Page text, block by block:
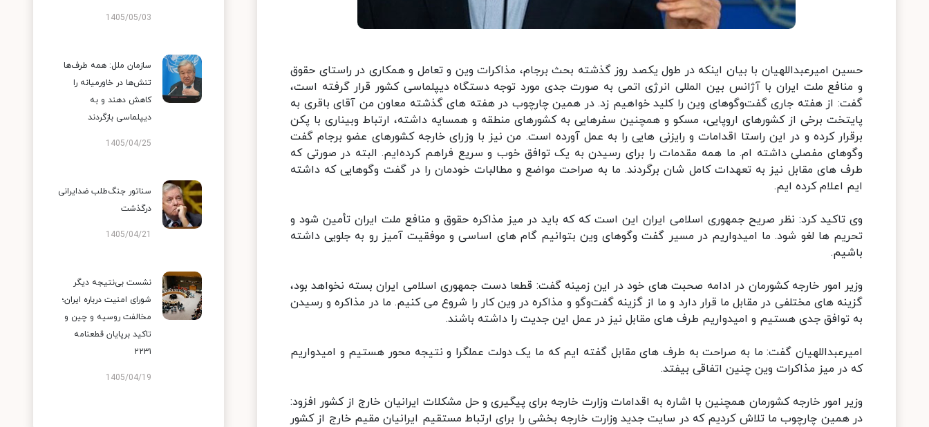
حسین امیرعبداللهیان با بیان اینکه در طول یکصد روز گذشته بحث برجام، مذاکرات وین و تعامل و همکاری در راستای حقوق
و منافع ملت ایران با آژانس بین المللی انرژی اتمی به صورت جدی مورد توجه دستگاه دیپلماسی کشور قرار گرفته است،
گفت: از هفته جاری گفت‌وگوهای وین را کلید خواهیم زد. در همین چارچوب در هفته های گذشته معاون من آقای باقری به
پایتخت برخی از کشورهای اروپایی، مسکو و همچنین سفرهایی به کشورهای منطقه و همسایه داشته، ارتباط وبیناری با پکن
برقرار کرده و در این راستا اقدامات و رایزنی هایی را به عمل آورده است. من نیز با وزرای خارجه کشورهای عضو برجام گفت
وگوهای مفصلی داشته ام. ما همه مقدمات را برای رسیدن به یک توافق خوب و سریع فراهم کرده‌ایم. البته در صورتی که
طرف های مقابل نیز به تعهدات کامل شان برگردند. ما به صراحت مواضع و مطالبات خودمان را در گفت وگوهایی که داشته
ایم اعلام کرده ایم.
وی تاکید کرد: نظر صریح جمهوری اسلامی ایران این است که که باید در میز مذاکره حقوق و منافع ملت ایران تأمین شود و
تحریم ها لغو شود. ما امیدواریم در مسیر گفت وگوهای وین بتوانیم گام های اساسی و موفقیت آمیز رو به جلویی داشته
باشیم.
وزیر امور خارجه کشورمان در ادامه صحبت های خود در این زمینه گفت: قطعا دست جمهوری اسلامی ایران بسته نخواهد بود،
گزینه های مختلفی در مقابل ما قرار دارد و ما از گزینه گفت‌وگو و مذاکره در وین کار را شروع می کنیم. ما در مذاکره و رسیدن
به توافق جدی هستیم و امیدواریم طرف های مقابل نیز در عمل این جدیت را داشته باشند.
امیرعبداللهیان گفت: ما به صراحت به طرف های مقابل گفته ایم که ما یک دولت عملگرا و نتیجه محور هستیم و امیدواریم
که در میز مذاکرات وین چنین اتفاقی بیفتد.
وزیر امور خارجه کشورمان همچنین با اشاره به اقدامات وزارت خارجه برای پیگیری و حل مشکلات ایرانیان خارج از کشور افزود:
در همین چارچوب ما تلاش کردیم که در سایت جدید وزارت خارجه بخشی را برای ارتباط مستقیم ایرانیان مقیم خارج از کشور
1405/05/03
سازمان ملل: همه طرف‌ها
تنش‌ها در خاورمیانه را
کاهش دهند و به
دیپلماسی بازگردند
1405/04/25
سناتور جنگ‌طلب ضدایرانی
درگذشت
1405/04/21
نشست بی‌نتیجه دیگر
شورای امنیت درباره ایران؛
مخالفت روسیه و چین و
تاکید برپایان قطعنامه
۲۲۳۱
1405/04/19